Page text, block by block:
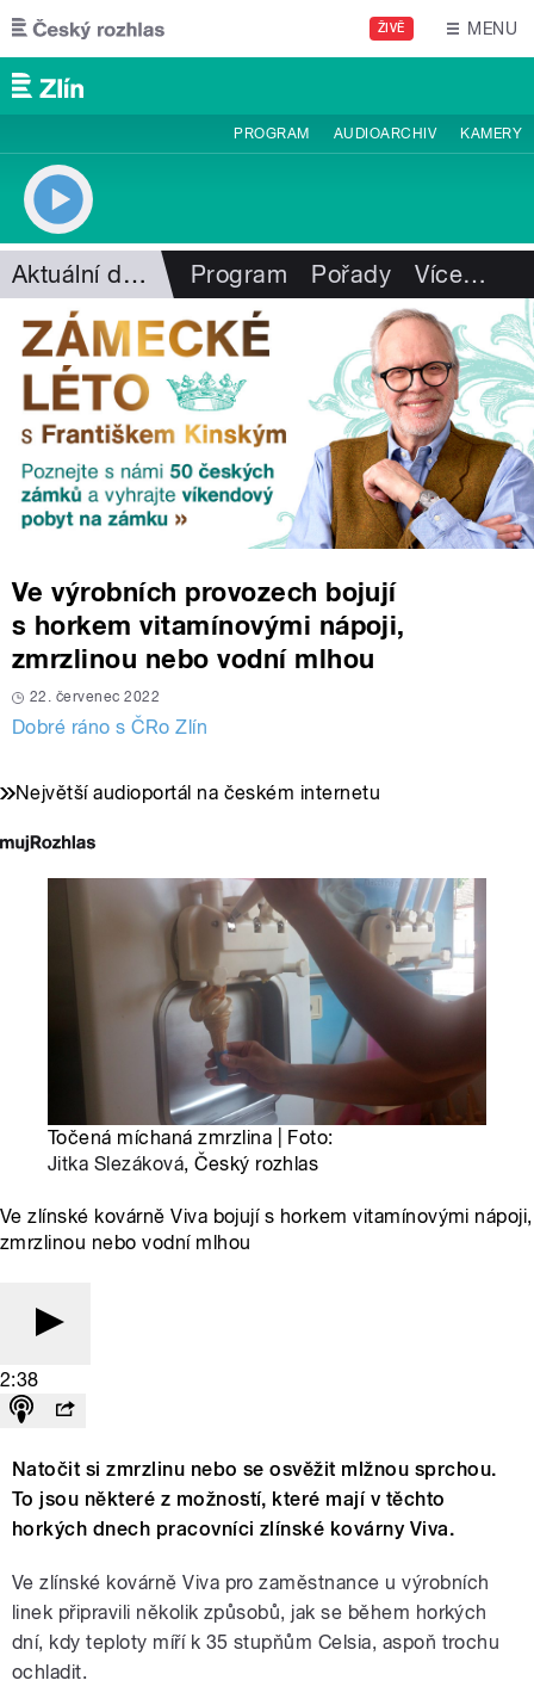
Přejít k hlavnímu obsahu
ŽIVĚ MENU
PROGRAM AUDIOARCHIV KAMERY
Aktuální dění Program Pořady Více…
Ve výrobních provozech bojují
s horkem vitamínovými nápoji,
zmrzlinou nebo vodní mlhou
22. červenec 2022
Dobré ráno s ČRo Zlín
Největší audioportál na českém internetu
Točená míchaná zmrzlina | Foto:
Jitka Slezáková, Český rozhlas
Ve zlínské kovárně Viva bojují s horkem vitamínovými nápoji,
zmrzlinou nebo vodní mlhou
2:38
Natočit si zmrzlinu nebo se osvěžit mlžnou sprchou.
To jsou některé z možností, které mají v těchto
horkých dnech pracovníci zlínské kovárny Viva.
Ve zlínské kovárně Viva pro zaměstnance u výrobních
linek připravili několik způsobů, jak se během horkých
dní, kdy teploty míří k 35 stupňům Celsia, aspoň trochu
ochladit.